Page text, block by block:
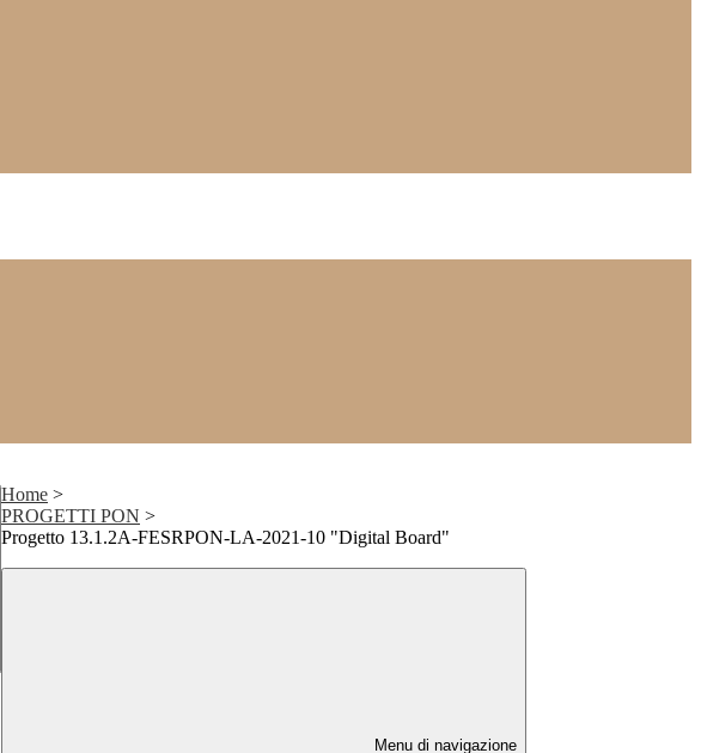
Home >
PROGETTI PON >
Progetto 13.1.2A-FESRPON-LA-2021-10 "Digital Board"
Menu di navigazione